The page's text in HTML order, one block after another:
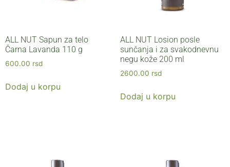
ALL NUT Sapun za telo
Čarna Lavanda 110 g
600.00 rsd
Dodaj u korpu
ALL NUT Losion posle
sunčanja i za svakodnevnu
negu kože 200 ml
2600.00 rsd
Dodaj u korpu